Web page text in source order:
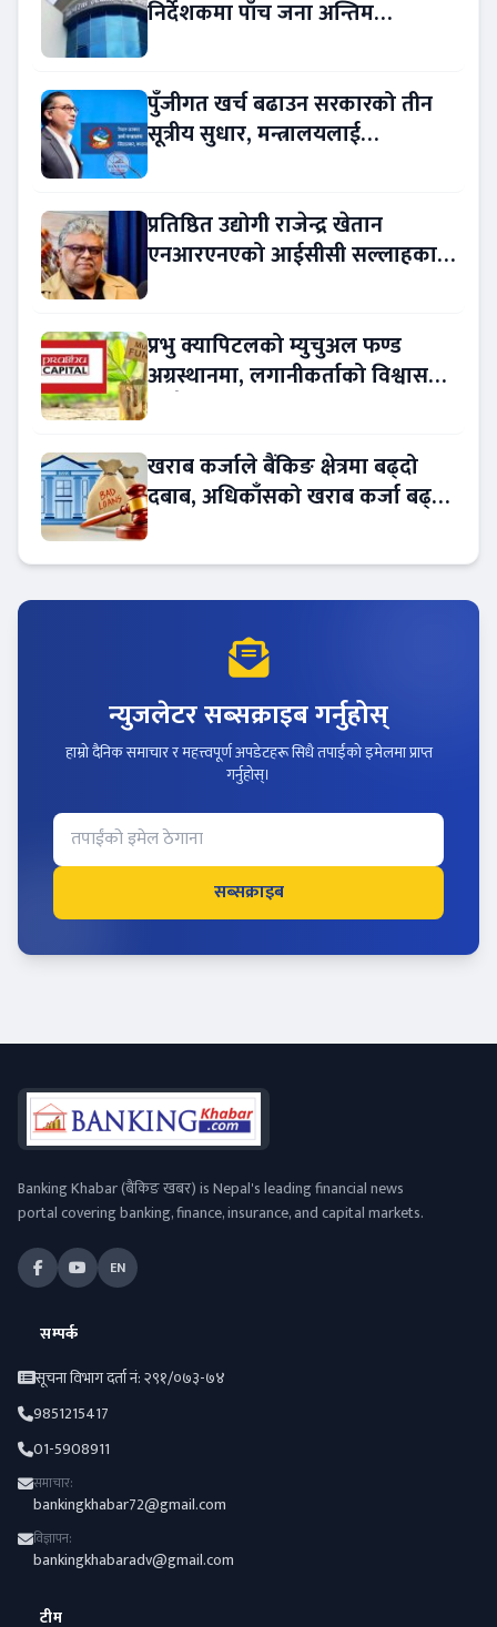
निर्देशकमा पाँच जना अन्तिम
पुँजीगत खर्च बढाउन सरकारको तीन
सूत्रीय सुधार, मन्त्रालयलाई
प्रतिष्ठित उद्योगी राजेन्द्र खेतान
एनआरएनएको आईसीसी सल्लाहकार
प्रभु क्यापिटलको म्युचुअल फण्ड
अग्रस्थानमा, लगानीकर्ताको विश्वास
खराब कर्जाले बैंकिङ क्षेत्रमा बढ्दो
दबाब, अधिकाँसको खराब कर्जा बढ्दो
न्युजलेटर सब्सक्राइब गर्नुहोस्
हाम्रो दैनिक समाचार र महत्त्वपूर्ण अपडेटहरू सिधै तपाईंको इमेलमा प्राप्त
गर्नुहोस्।
सब्सक्राइब
Banking Khabar (बैंकिङ खबर) is Nepal's leading financial news
portal covering banking, finance, insurance, and capital markets.
EN
सम्पर्क
सूचना विभाग दर्ता नं: २९१/०७३-७४
9851215417
01-5908911
समाचार:
bankingkhabar72@gmail.com
विज्ञापन:
bankingkhabaradv@gmail.com
टीम